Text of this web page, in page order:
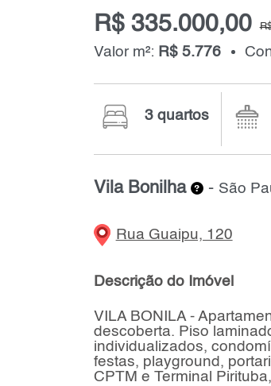
R$ 335.000,00
Valor m²: R$ 5.776
3 quartos
Vila Bonilha - São
Rua Guaipu, 120
Descrição do Imóvel
VILA BONILA -
descoberta. Piso
individualizados,
festas, playground,
CPTM e Terminal